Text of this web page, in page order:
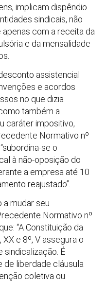
implicam dispêndio
sindicais, não
com a receita da
e da mensalidade
assistencial
e acordos
no que dizia
também a
caráter impositivo,
Normativo nº
se o
à não-oposição do
a empresa até 10
reajustado”.
a mudar seu
Normativo nº
“A Constituição da
e 8º, V assegura o
sindicalização. É
de liberdade cláusula
coletiva ou